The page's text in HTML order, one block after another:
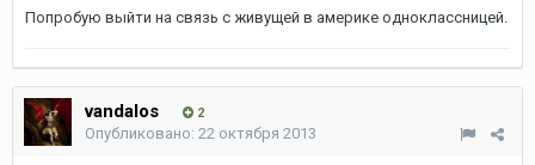
Попробую выйти на связь с живущей в америке одноклассницей.
vandalos 2
Опубликовано: 22 октября 2013